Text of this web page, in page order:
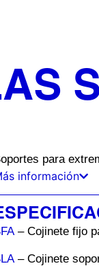
para
información
– Cojinete fijo
– Cojinete